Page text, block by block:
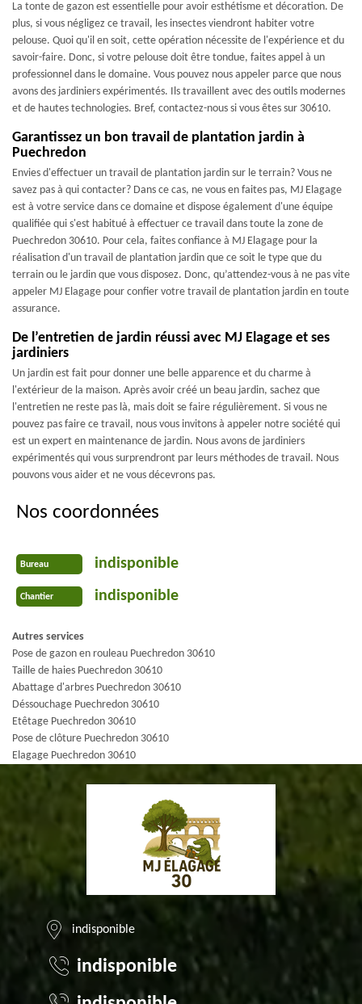
La tonte de gazon est essentielle pour avoir esthétisme et décoration. De
plus, si vous négligez ce travail, les insectes viendront habiter votre
pelouse. Quoi qu'il en soit, cette opération nécessite de l'expérience et du
savoir-faire. Donc, si votre pelouse doit être tondue, faites appel à un
professionnel dans le domaine. Vous pouvez nous appeler parce que nous
avons des jardiniers expérimentés. Ils travaillent avec des outils modernes
et de hautes technologies. Bref, contactez-nous si vous êtes sur 30610.
Garantissez un bon travail de plantation jardin à
Puechredon
Envies d'effectuer un travail de plantation jardin sur le terrain? Vous ne
savez pas à qui contacter? Dans ce cas, ne vous en faites pas, MJ Elagage
est à votre service dans ce domaine et dispose également d'une équipe
qualifiée qui s'est habitué à effectuer ce travail dans toute la zone de
Puechredon 30610. Pour cela, faites confiance à MJ Elagage pour la
réalisation d'un travail de plantation jardin que ce soit le type que du
terrain ou le jardin que vous disposez. Donc, qu’attendez-vous à ne pas vite
appeler MJ Elagage pour confier votre travail de plantation jardin en toute
assurance.
De l’entretien de jardin réussi avec MJ Elagage et ses
jardiniers
Un jardin est fait pour donner une belle apparence et du charme à
l'extérieur de la maison. Après avoir créé un beau jardin, sachez que
l'entretien ne reste pas là, mais doit se faire régulièrement. Si vous ne
pouvez pas faire ce travail, nous vous invitons à appeler notre société qui
est un expert en maintenance de jardin. Nous avons de jardiniers
expérimentés qui vous surprendront par leurs méthodes de travail. Nous
pouvons vous aider et ne vous décevrons pas.
Nos coordonnées
Bureau indisponible
Chantier indisponible
Autres services
Pose de gazon en rouleau Puechredon 30610
Taille de haies Puechredon 30610
Abattage d'arbres Puechredon 30610
Déssouchage Puechredon 30610
Etêtage Puechredon 30610
Pose de clôture Puechredon 30610
Elagage Puechredon 30610
indisponible
indisponible